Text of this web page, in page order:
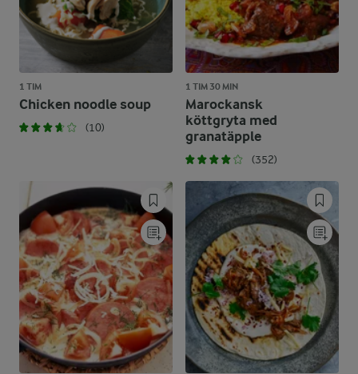
1 TIM
Chicken noodle soup
(10)
1 TIM 30 MIN
Marockansk
köttgryta med
granatäpple
(352)